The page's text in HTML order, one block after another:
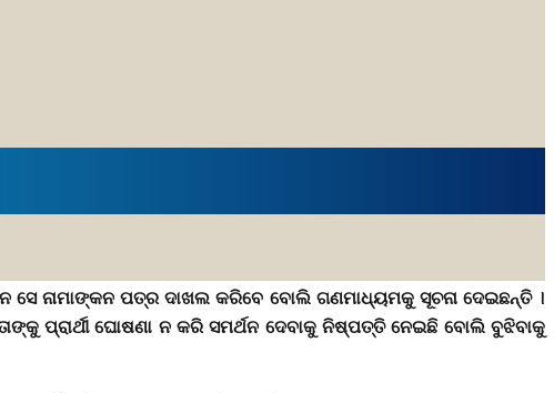
ସେ ନାମାଙ୍କନ ପତ୍ର ଦାଖଲ କରିବେ ବୋଲି ଗଣମାଧ୍ୟମକୁ ସୂଚନା ଦେଇଛନ୍ତି ।
ପ୍ରାର୍ଥୀ ଘୋଷଣା ନ କରି ସମର୍ଥନ ଦେବାକୁ ନିଷ୍ପତ୍ତି ନେଇଛି ବୋଲି ବୁଝିବାକୁ